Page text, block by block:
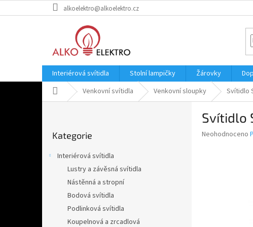
na
alkoelektro@alkoelektro.cz
Interiérová svítidla Stolní lampičky Žárovky
Domů Venkovní svítidla Venkovní sloupky Svítidlo
kategorie
Kategorie
Interiérová svítidla
Lustry a závěsná svítidla
Nástěnná a stropní
Bodová svítidla
Podlinková svítidla
Koupelnová a zrcadlová
Svítidlo
Průměrné
Neohodnoceno